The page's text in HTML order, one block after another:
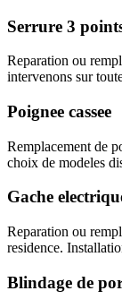
Serrure 3
Reparation ou
intervenons sur
Poignee cassee
Remplacement de
choix de modeles
Gache
Reparation ou
residence.
Blindage de